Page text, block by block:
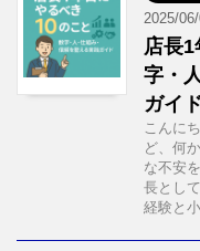
2025/
店長1
字・
ガイ
こんに
ど、何
な不安
長とし
経験と